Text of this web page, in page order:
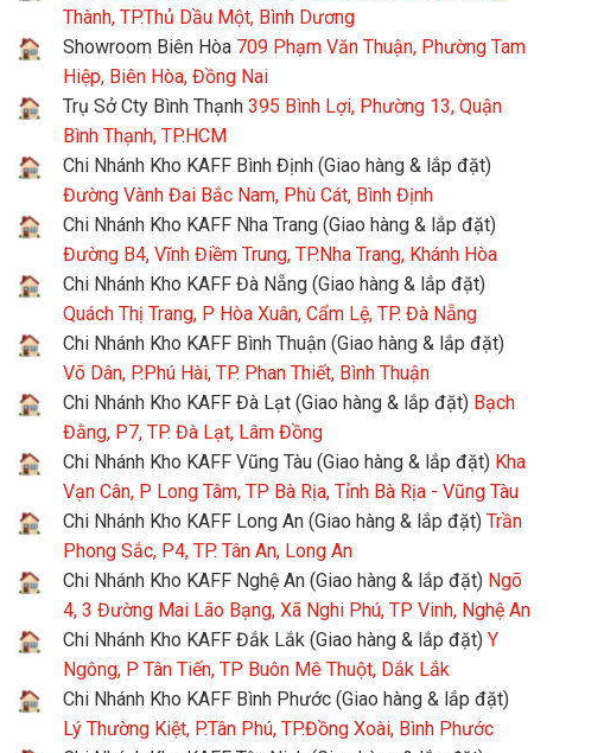
Thành, TP.Thủ Dầu Một, Bình Dương
Showroom Biên Hòa 709 Phạm Văn Thuận, Phường Tam
Hiệp, Biên Hòa, Đồng Nai
Trụ Sở Cty Bình Thạnh 395 Bình Lợi, Phường 13, Quận
Bình Thạnh, TP.HCM
Chi Nhánh Kho KAFF Bình Định (Giao hàng & lắp đặt)
Đường Vành Đai Bắc Nam, Phù Cát, Bình Định
Chi Nhánh Kho KAFF Nha Trang (Giao hàng & lắp đặt)
Đường B4, Vĩnh Điềm Trung, TP.Nha Trang, Khánh Hòa
Chi Nhánh Kho KAFF Đà Nẵng (Giao hàng & lắp đặt)
Quách Thị Trang, P Hòa Xuân, Cẩm Lệ, TP. Đà Nẵng
Chi Nhánh Kho KAFF Bình Thuận (Giao hàng & lắp đặt)
Võ Dân, P.Phú Hài, TP. Phan Thiết, Bình Thuận
Chi Nhánh Kho KAFF Đà Lạt (Giao hàng & lắp đặt) Bạch
Đằng, P7, TP. Đà Lạt, Lâm Đồng
Chi Nhánh Kho KAFF Vũng Tàu (Giao hàng & lắp đặt) Kha
Vạn Cân, P Long Tâm, TP Bà Rịa, Tỉnh Bà Rịa - Vũng Tàu
Chi Nhánh Kho KAFF Long An (Giao hàng & lắp đặt) Trần
Phong Sắc, P4, TP. Tân An, Long An
Chi Nhánh Kho KAFF Nghệ An (Giao hàng & lắp đặt) Ngõ
4, 3 Đường Mai Lão Bạng, Xã Nghi Phú, TP Vinh, Nghệ An
Chi Nhánh Kho KAFF Đắk Lắk (Giao hàng & lắp đặt) Y
Ngông, P Tân Tiến, TP Buôn Mê Thuột, Dắk Lắk
Chi Nhánh Kho KAFF Bình Phước (Giao hàng & lắp đặt)
Lý Thường Kiệt, P.Tân Phú, TP.Đồng Xoài, Bình Phước